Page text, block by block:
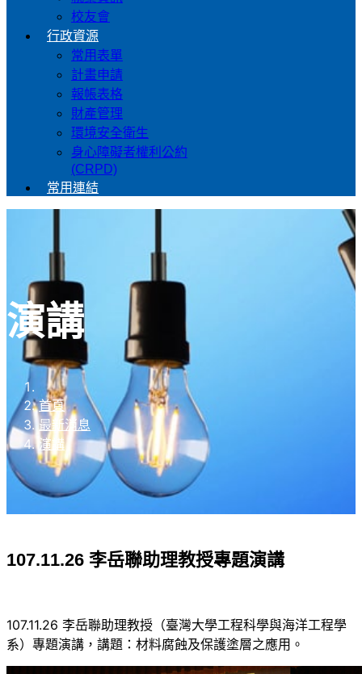
校友會
行政資源
常用表單
計畫申請
報帳表格
財產管理
環境安全衛生
身心障礙者權利公約
(CRPD)
常用連結
演講
首頁
最新消息
演講
107.11.26 李岳聯助理教授專題演講
107.11.26 李岳聯助理教授（臺灣大學工程科學與海洋工程學
系）專題演講，講題：材料腐蝕及保護塗層之應用。